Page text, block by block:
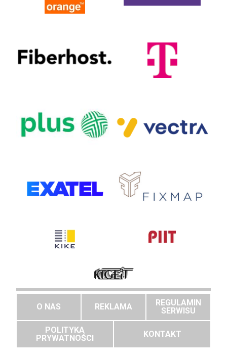
O NAS REKLAMA
REGULAMIN
SERWISU
POLITYKA
PRYWATNOŚCI
KONTAKT